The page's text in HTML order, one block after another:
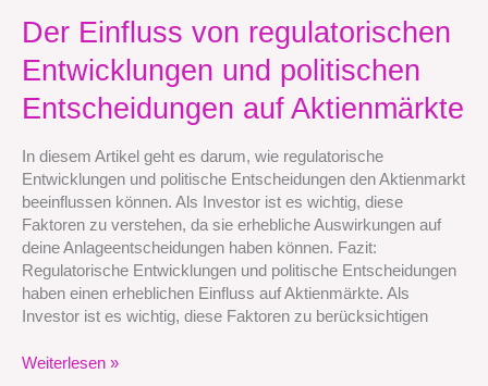
Der Einfluss von regulatorischen
Entwicklungen und politischen
Entscheidungen auf Aktienmärkte
In diesem Artikel geht es darum, wie regulatorische
Entwicklungen und politische Entscheidungen den Aktienmarkt
beeinflussen können. Als Investor ist es wichtig, diese
Faktoren zu verstehen, da sie erhebliche Auswirkungen auf
deine Anlageentscheidungen haben können. Fazit:
Regulatorische Entwicklungen und politische Entscheidungen
haben einen erheblichen Einfluss auf Aktienmärkte. Als
Investor ist es wichtig, diese Faktoren zu berücksichtigen
Der
Einfluss
von
Entwicklungen
politischen
Entscheidungen
auf
Aktienmärkte
Weiterlesen »